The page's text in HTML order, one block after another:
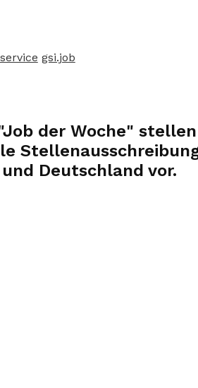
gsi.job
der Woche"
Deutschland vor.